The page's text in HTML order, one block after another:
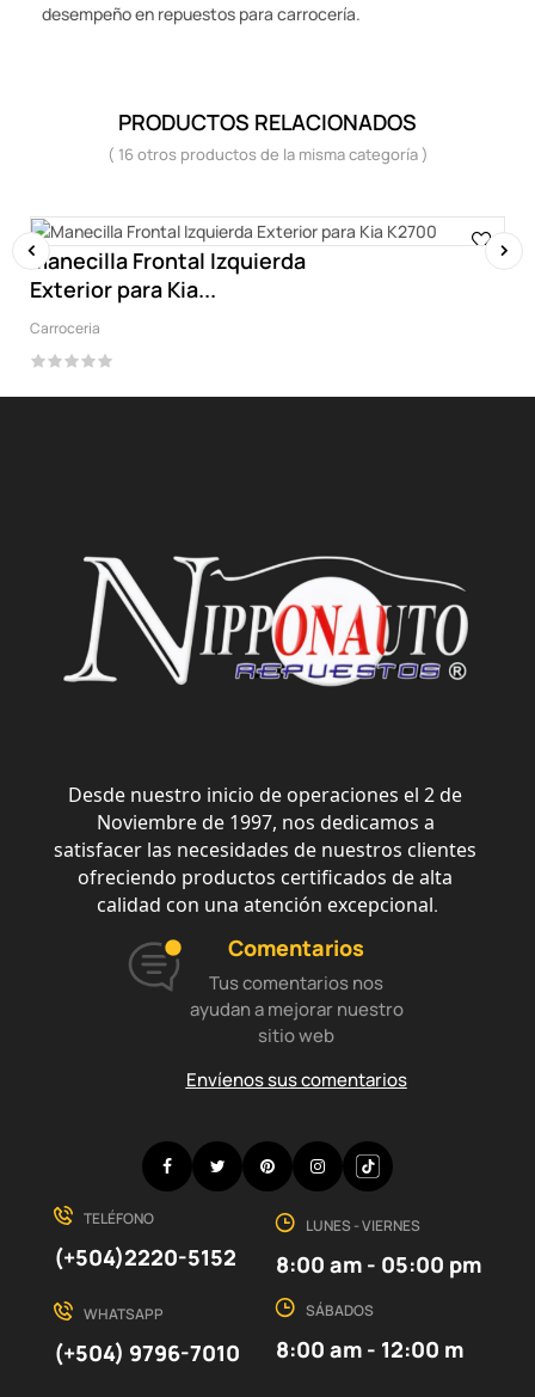
desempeño en repuestos para carrocería.
PRODUCTOS RELACIONADOS
( 16 otros productos de la misma categoría )
Manecilla Frontal Izquierda
Exterior para Kia...
Carroceria
‹
Desde nuestro inicio de operaciones el 2 de
Noviembre de 1997, nos dedicamos a
satisfacer las necesidades de nuestros clientes
ofreciendo productos certificados de alta
calidad con una atención excepcional.
Comentarios
Tus comentarios nos
ayudan a mejorar nuestro
sitio web
Envíenos sus comentarios
TELÉFONO
(+504)2220-5152
WHATSAPP
(+504) 9796-7010
LUNES - VIERNES
8:00 am - 05:00 pm
SÁBADOS
8:00 am - 12:00 m
FacebookTwitterPinterestInstagram
Discord